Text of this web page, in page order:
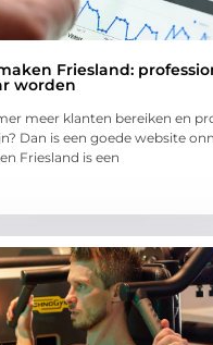
Friesland:
worden
meer klanten bereiken en
Dan is een goede website
Friesland is een